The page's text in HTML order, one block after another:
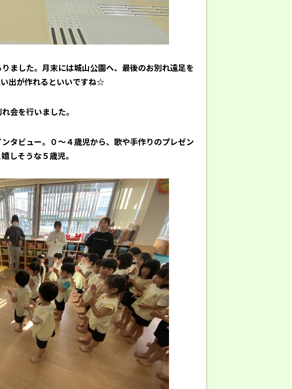
ました。月末には城山公園へ、最後のお別れ遠足を
出が作れるといいですね☆
会を行いました。
タビュー。０～４歳児から、歌や手作りのプレゼン
しそうな５歳児。